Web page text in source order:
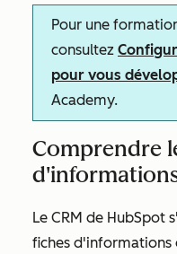
Pour une
consultez
pour vous
Academy.
Comprendre
Le CRM de HubSpot
fiches d'informations